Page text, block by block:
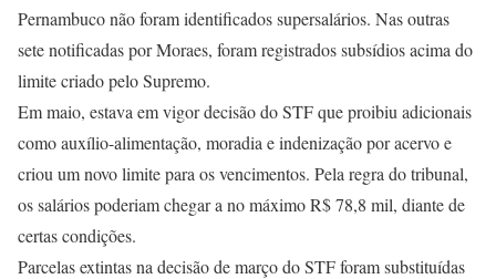
Pernambuco não foram identificados supersalários. Nas outras
sete notificadas por Moraes, foram registrados subsídios acima do
limite criado pelo Supremo.
Em maio, estava em vigor decisão do STF que proibiu adicionais
como auxílio-alimentação, moradia e indenização por acervo e
criou um novo limite para os vencimentos. Pela regra do tribunal,
os salários poderiam chegar a no máximo R$ 78,8 mil, diante de
certas condições.
Parcelas extintas na decisão de março do STF foram substituídas